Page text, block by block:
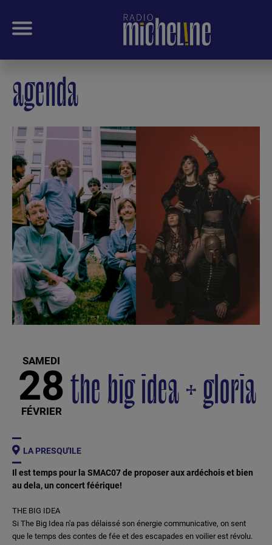
agenda
SAMEDI
28
FÉVRIER
the big idea + gloria
LA PRESQU'ILE
Il est temps pour la SMAC07 de proposer aux ardéchois et bien
au dela, un concert féérique!
THE BIG IDEA
Si The Big Idea n'a pas délaissé son énergie communicative, on sent
que le temps des contes de fée et des escapades en voilier est révolu.